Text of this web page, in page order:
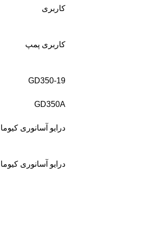
کاربری
کاربری پمپ
GD350-19
GD350A
درایو آسانوری کیوما
درایو آسانوری کیوما